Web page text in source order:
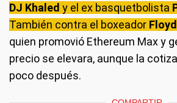
DJ Khaled y el ex basquetbolista
También contra el boxeador
quien promovió Ethereum Max y
precio se elevara, aunque la
poco después.